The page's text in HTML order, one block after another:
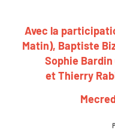
Avec la
Matin), Baptiste
Sophie Bardin
et Thierry